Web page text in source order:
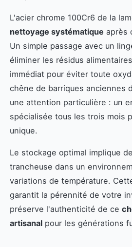
L'acier chrome 100Cr6 de la
nettoyage systématique après
Un simple passage avec un
éliminer les résidus
immédiat pour éviter toute
chêne de barriques anciennes
une attention particulière : un
spécialisée tous les trois mois
unique.
Le stockage optimal implique
trancheuse dans un
variations de température.
garantit la pérennité de votre
préserve l'authenticité de ce
artisanal pour les générations